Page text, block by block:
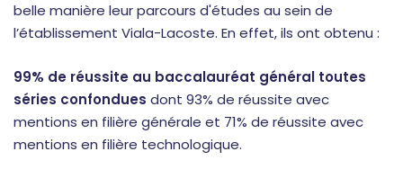
belle manière leur parcours d'études au sein de
l’établissement Viala-Lacoste. En effet, ils ont obtenu :
99% de réussite au baccalauréat général toutes
séries confondues dont 93% de réussite avec
mentions en filière générale et 71% de réussite avec
mentions en filière technologique.